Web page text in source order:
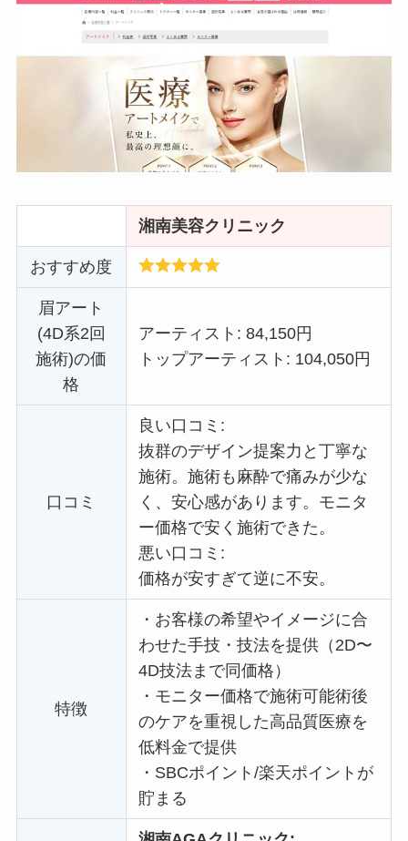
湘南美容クリニック
おすすめ度
眉アート
(4D系2回
施術)の価
格
アーティスト: 84,150円
トップアーティスト: 104,050円
口コミ
良い口コミ:
抜群のデザイン提案力と丁寧な
施術。施術も麻酔で痛みが少な
く、安心感があります。 モニタ
ー価格で安く施術できた。
悪い口コミ:
価格が安すぎて逆に不安。
特徴
・ お客様の希望やイメージに合
わせた手技・技法を提供（2D〜
4D技法まで同価格）
・ モニター価格で施術可能術後
のケアを重視した高品質医療を
低料金で提供
・ SBCポイント/楽天ポイントが
貯まる